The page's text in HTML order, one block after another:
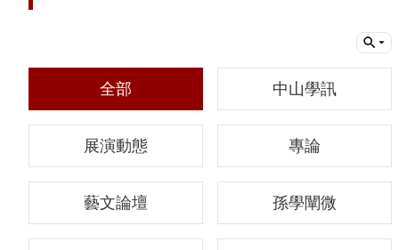
及
全
政
權
全部 中山學訊
展演動態 專論
藝文論壇 孫學闡微